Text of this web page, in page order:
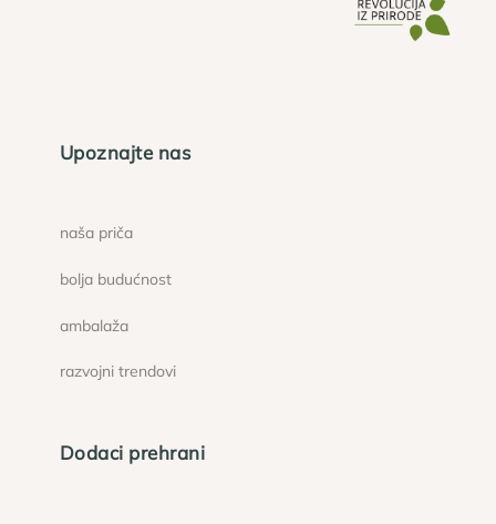
Upoznajte nas
naša priča
bolja budućnost
ambalaža
razvojni trendovi
Dodaci prehrani